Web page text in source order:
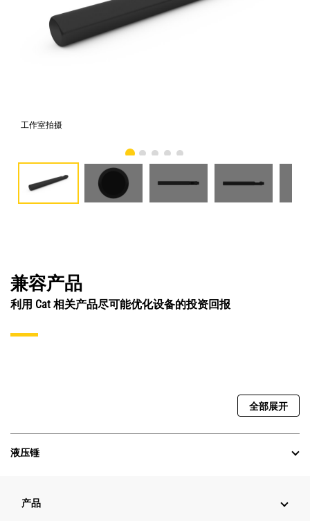
工作室拍摄
兼容产品
利用 Cat 相关产品尽可能优化设备的投资回报
全部展开
液压锤
产品